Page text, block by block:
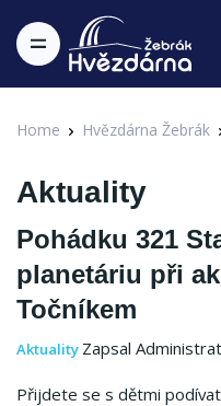
Home Hvězdárna Žebrák
Aktuality
Pohádku 321
planetáriu při
Točníkem
Aktuality Zapsal
Přijdete se s dětmi